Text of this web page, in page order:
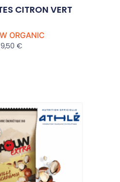
CITRON VERT
ORGANIC
9,50 €